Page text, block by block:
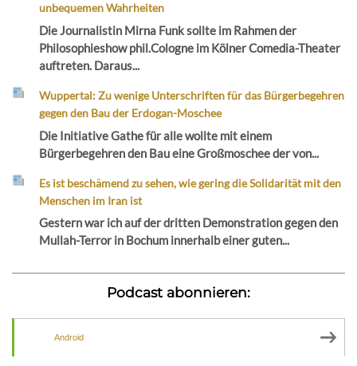
unbequemen Wahrheiten
Die Journalistin Mirna Funk sollte im Rahmen der
Philosophieshow phil.Cologne im Kölner Comedia-Theater
auftreten. Daraus...
Wuppertal: Zu wenige Unterschriften für das Bürgerbegehren
gegen den Bau der Erdogan-Moschee
Die Initiative Gathe für alle wollte mit einem
Bürgerbegehren den Bau eine Großmoschee der von...
Es ist beschämend zu sehen, wie gering die Solidarität mit den
Menschen im Iran ist
Gestern war ich auf der dritten Demonstration gegen den
Mullah-Terror in Bochum innerhalb einer guten...
Podcast abonnieren:
Android